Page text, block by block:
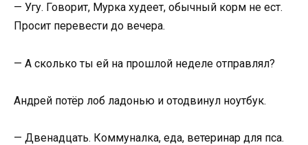
— Угу. Говорит, Мурка худеет, обычный корм не ест.
Просит перевести до вечера.
— А сколько ты ей на прошлой неделе отправлял?
Андрей потёр лоб ладонью и отодвинул ноутбук.
— Двенадцать. Коммуналка, еда, ветеринар для пса.